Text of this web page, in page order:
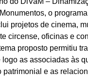
o
projetos de cinema,
circense, oficinas e
proposto permitiu
logo as associadas às
patrimonial e as